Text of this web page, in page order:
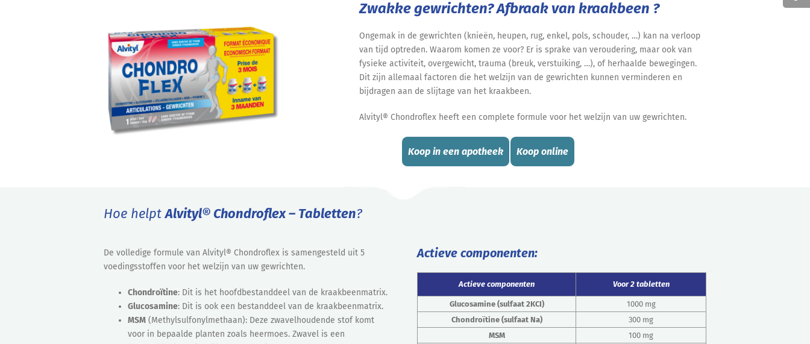
Zwakke gewrichten? Afbraak van kraakbeen ?
Ongemak in de gewrichten (knieën, heupen, rug, enkel, pols, schouder, …) kan na verloop
van tijd optreden. Waarom komen ze voor? Er is sprake van veroudering, maar ook van
fysieke activiteit, overgewicht, trauma (breuk, verstuiking, …), of herhaalde bewegingen.
Dit zijn allemaal factoren die het welzijn van de gewrichten kunnen verminderen en
bijdragen aan de slijtage van het kraakbeen.
Alvityl® Chondroflex heeft een complete formule voor het welzijn van uw gewrichten.
Koop in een apotheek Koop online
Hoe helptAlvityl® Chondroflex – Tabletten?
De volledige formule van Alvityl® Chondroflex is samengesteld uit 5
voedingsstoffen voor het welzijn van uw gewrichten.
Chondroïtine: Dit is het hoofdbestanddeel van de kraakbeenmatrix.
Glucosamine: Dit is ook een bestanddeel van de kraakbeenmatrix.
MSM (Methylsulfonylmethaan): Deze zwavelhoudende stof komt
voor in bepaalde planten zoals heermoes. Zwavel is een
Actieve componenten:
Actieve componenten Voor 2 tabletten
Glucosamine (sulfaat 2KCI)
1000 mg
Chondroïtine (sulfaat Na)
300 mg
MSM
100 mg